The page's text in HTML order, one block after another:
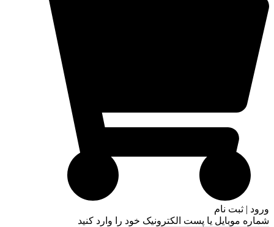
ورود | ثبت نام
شماره موبایل یا پست الکترونیک خود را وارد کنید